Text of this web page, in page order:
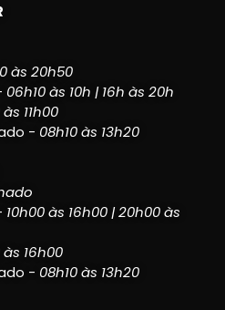
às 20h50
06h10 às 10h | 16h às 20h
às 11h00
- 08h10 às 13h20
10h00 às 16h00 | 20h00 às
às 16h00
- 08h10 às 13h20